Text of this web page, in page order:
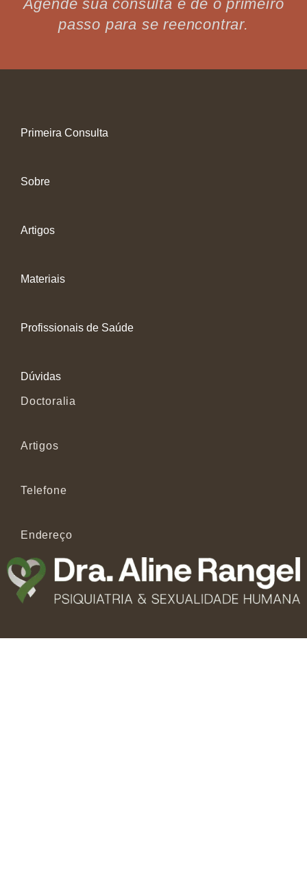
Agende sua consulta e dê o primeiro
passo para se reencontrar.
Primeira Consulta
Sobre
Artigos
Materiais
Profissionais de Saúde
Dúvidas
Doctoralia
Artigos
Telefone
Endereço